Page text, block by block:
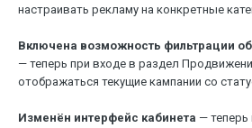
настраивать рекламу на конкретные
Включена возможность фильтрации
— теперь при входе в раздел
отображаться текущие кампании со
Изменён интерфейс кабинета —